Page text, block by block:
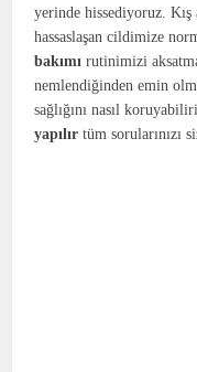
yerinde hissediyoruz.
hassaslaşan cildimize
bakımı rutinimizi
nemlendiğinden emin
sağlığını nasıl
yapılır tüm sorularınızı